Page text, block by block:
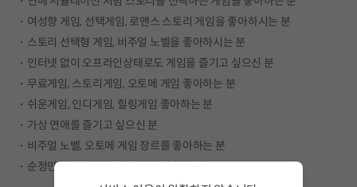
・여성향 게임, 선택게임, 로맨스 스토리 게임을 좋아하시는 분
・스토리 선택형 게임, 비주얼 노벨을 좋아하시는 분
・인터넷 없이 오프라인상태로도 게임을 즐기고 싶으신 분
・무료게임, 스토리게임, 오토메 게임 좋아하는 분
・쉬운게임, 인디게임, 힐링게임 좋아하는 분
・가상 연애를 즐기고 싶으신 분
・비주얼 노벨, 오토메 게임 장르를 좋아하는 분
・순정만화, 순정게임, 여성향 게임 좋아하는 분